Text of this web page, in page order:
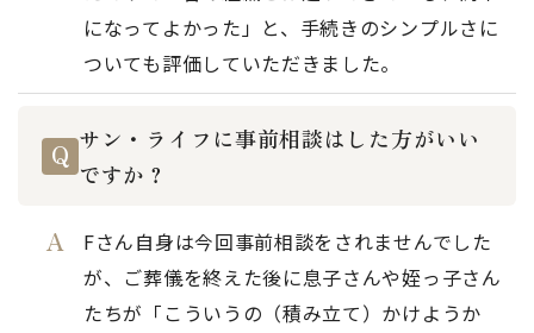
になってよかった」と、手続きのシンプルさに
ついても評価していただきました。
サン・ライフに事前相談はした方がいい
ですか？
Fさん自身は今回事前相談をされませんでした
が、ご葬儀を終えた後に息子さんや姪っ子さん
たちが「こういうの（積み立て）かけようか